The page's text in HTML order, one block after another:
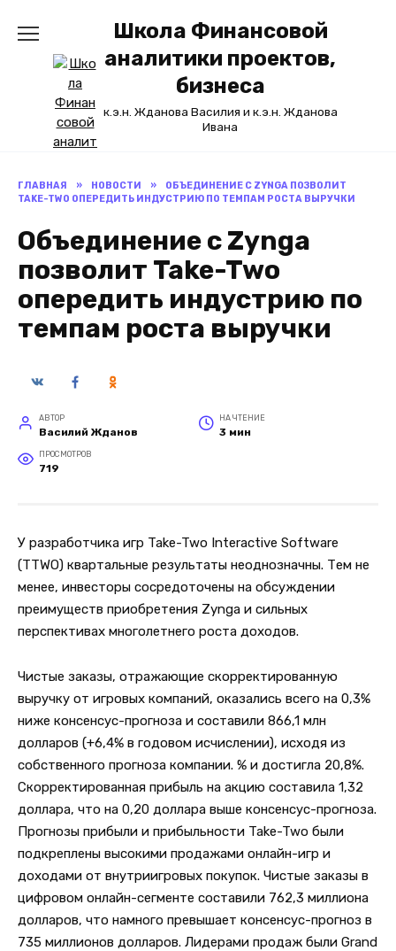
Школа Финансовой
аналитики проектов,
бизнеса
к.э.н. Жданова Василия и к.э.н. Жданова
Ивана
ГЛАВНАЯ » НОВОСТИ »
ОБЪЕДИНЕНИЕ С ZYNGA ПОЗВОЛИТ
TAKE-TWO ОПЕРЕДИТЬ ИНДУСТРИЮ ПО ТЕМПАМ РОСТА ВЫРУЧКИ
Объединение с Zynga
позволит Take-Two
опередить индустрию по
темпам роста выручки
АВТОР
Василий Жданов
НА ЧТЕНИЕ
3 мин
ПРОСМОТРОВ
719
У разработчика игр Take-Two Interactive Software
(TTWO) квартальные результаты неоднозначны. Тем не
менее, инвесторы сосредоточены на обсуждении
преимуществ приобретения Zynga и сильных
перспективах многолетнего роста доходов.
Чистые заказы, отражающие скорректированную
выручку от игровых компаний, оказались всего на 0,3%
ниже консенсус-прогноза и составили 866,1 млн
долларов (+6,4% в годовом исчислении), исходя из
собственного прогноза компании. % и достигла 20,8%.
Скорректированная прибыль на акцию составила 1,32
доллара, что на 0,20 доллара выше консенсус-прогноза.
Прогнозы прибыли и прибыльности Take-Two были
подкреплены высокими продажами онлайн-игр и
доходами от внутриигровых покупок. Чистые заказы в
цифровом онлайн-сегменте составили 762,3 миллиона
долларов, что намного превышает консенсус-прогноз в
735 миллионов долларов. Лидерами продаж были Grand